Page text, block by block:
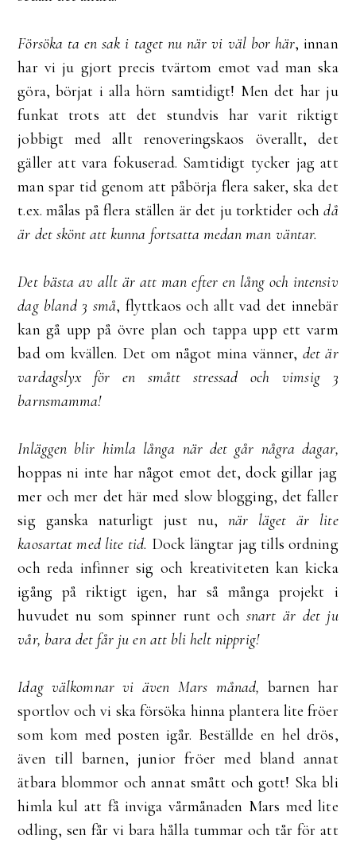
Försöka ta en sak i taget nu när vi väl bor här, innan
har vi ju gjort precis tvärtom emot vad man ska
göra, börjat i alla hörn samtidigt! Men det har ju
funkat trots att det stundvis har varit riktigt
jobbigt med allt renoveringskaos överallt, det
gäller att vara fokuserad. Samtidigt tycker jag att
man spar tid genom att påbörja flera saker, ska det
t.ex. målas på flera ställen är det ju torktider ochdå
är det skönt att kunna fortsatta medan man väntar.
Det bästa av allt är att man efter en lång och intensiv
dag bland 3 små, flyttkaos och allt vad det innebär
kan gå upp på övre plan och tappa upp ett varm
bad om kvällen. Det om något mina vänner, det är
vardagslyx för en smått stressad och vimsig 3
barnsmamma!
Inläggen blir himla långa när det går några dagar,
hoppas ni inte har något emot det, dock gillar jag
mer och mer det här med slow blogging, det faller
sig ganska naturligt just nu, när läget är lite
kaosartat med lite tid. Dock längtar jag tills ordning
och reda infinner sig och kreativiteten kan kicka
igång på riktigt igen, har så många projekt i
huvudet nu som spinner runt ochsnart är det ju
vår, bara det får ju en att bli helt nipprig!
Idag välkomnar vi även Mars månad, barnen har
sportlov och vi ska försöka hinna plantera lite fröer
som kom med posten igår. Beställde en hel drös,
även till barnen, junior fröer med bland annat
ätbara blommor och annat smått och gott! Ska bli
himla kul att få inviga vårmånaden Mars med lite
odling, sen får vi bara hålla tummar och tår för att